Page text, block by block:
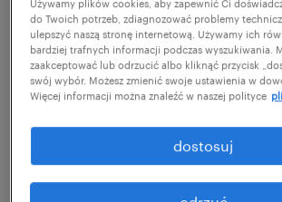
Zapewne najczęściej na
rozmowy kwalifikacyjnej
na naszą korzyść zmienia się
zawodowa – obecny
awans i podwyżkę lub
propozycję nowej pracy, która
Używamy plików cookies, aby zapewnić Ci
do Twoich potrzeb, zdiagnozować problemy
ulepszyć naszą stronę internetową. Używamy ich
bardziej trafnych informacji podczas wyszukiwania.
zaakceptować lub odrzucić albo kliknąć przycisk
swój wybór. Możesz zmienić swoje ustawienia w
Więcej informacji można znaleźć w naszej polityce
dostosuj